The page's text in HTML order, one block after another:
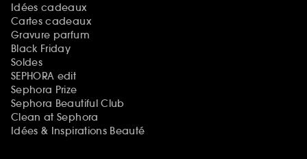
Idées cadeaux
Cartes cadeaux
Gravure parfum
Black Friday
Soldes
SEPHORA edit
Sephora Prize
Sephora Beautiful Club
Clean at Sephora
Idées & Inspirations Beauté